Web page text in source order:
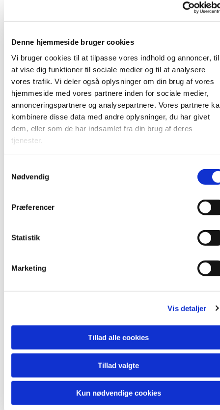
Denne hjemmeside bruger cookies
Vi bruger cookies til at tilpasse vores indhold og annoncer, til
at vise dig funktioner til sociale medier og til at analysere
vores trafik. Vi deler også oplysninger om din brug af vores
hjemmeside med vores partnere inden for sociale medier,
annonceringspartnere og analysepartnere. Vores partnere
kombinere disse data med andre oplysninger, du har givet
dem, eller som de har indsamlet fra din brug af deres
tjenester.
Nødvendig
Præferencer
Statistik
Marketing
Vis detaljer
Tillad alle cookies
Tillad valgte
Kun nødvendige cookies
Stine Øhrstrøm
Du vil måske også kunne lide...